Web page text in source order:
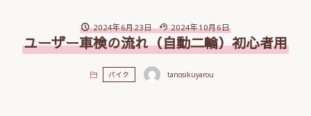
2024年6月23日 2024年10月6日
ユーザー車検の流れ（自動二輪）初心者用
バイク tanosikuyarou